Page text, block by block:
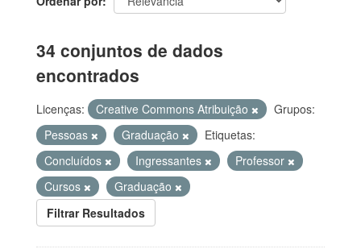
34 conjuntos de dados
encontrados
Licenças: Creative Commons Atribuição
Grupos:
Pessoas
Graduação
Etiquetas:
Concluídos
Ingressantes
Professor
Cursos
Graduação
Filtrar Resultados